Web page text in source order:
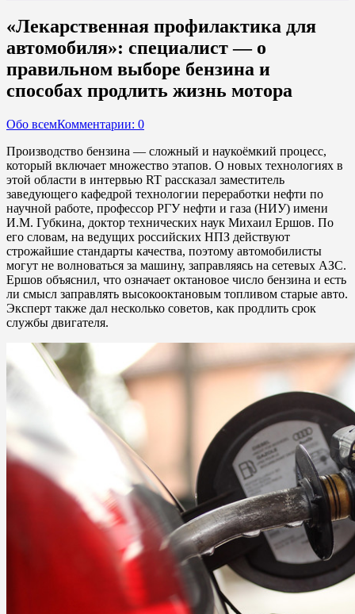
«Лекарственная профилактика для
автомобиля»: специалист — о
правильном выборе бензина и
способах продлить жизнь мотора
Обо всемКомментарии: 0
Производство бензина — сложный и наукоёмкий процесс,
который включает множество этапов. О новых технологиях в
этой области в интервью RT рассказал заместитель
заведующего кафедрой технологии переработки нефти по
научной работе, профессор РГУ нефти и газа (НИУ) имени
И.М. Губкина, доктор технических наук Михаил Ершов. По
его словам, на ведущих российских НПЗ действуют
строжайшие стандарты качества, поэтому автомобилисты
могут не волноваться за машину, заправляясь на сетевых АЗС.
Ершов объяснил, что означает октановое число бензина и есть
ли смысл заправлять высокооктановым топливом старые авто.
Эксперт также дал несколько советов, как продлить срок
службы двигателя.